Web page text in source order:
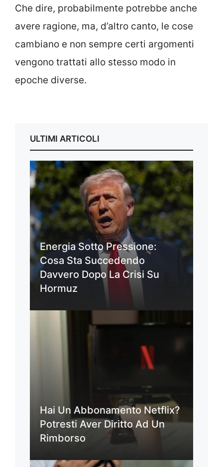
Che dire, probabilmente potrebbe anche
avere ragione, ma, d’altro canto, le cose
cambiano e non sempre certi argomenti
vengono trattati allo stesso modo in
epoche diverse.
ULTIMI ARTICOLI
Energia Sotto Pressione:
Cosa Sta Succedendo
Davvero Dopo La Crisi Su
Hormuz
Hai Un Abbonamento Netflix?
Potresti Aver Diritto Ad Un
Rimborso